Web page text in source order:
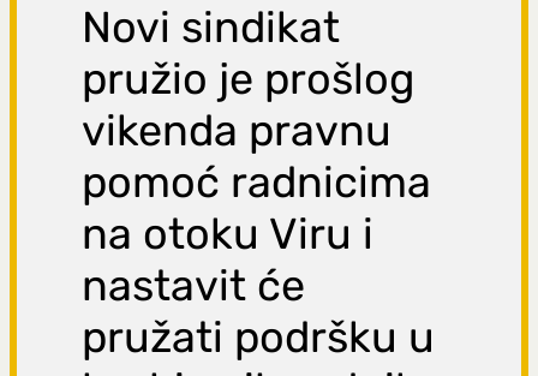
Novi sindikat
pružio je prošlog
vikenda pravnu
pomoć radnicima
na otoku Viru i
nastavit će
pružati podršku u